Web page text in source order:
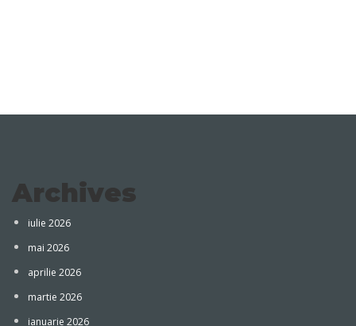
Archives
iulie 2026
mai 2026
aprilie 2026
martie 2026
ianuarie 2026